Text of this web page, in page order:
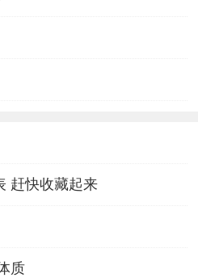
赶快收藏起来
质